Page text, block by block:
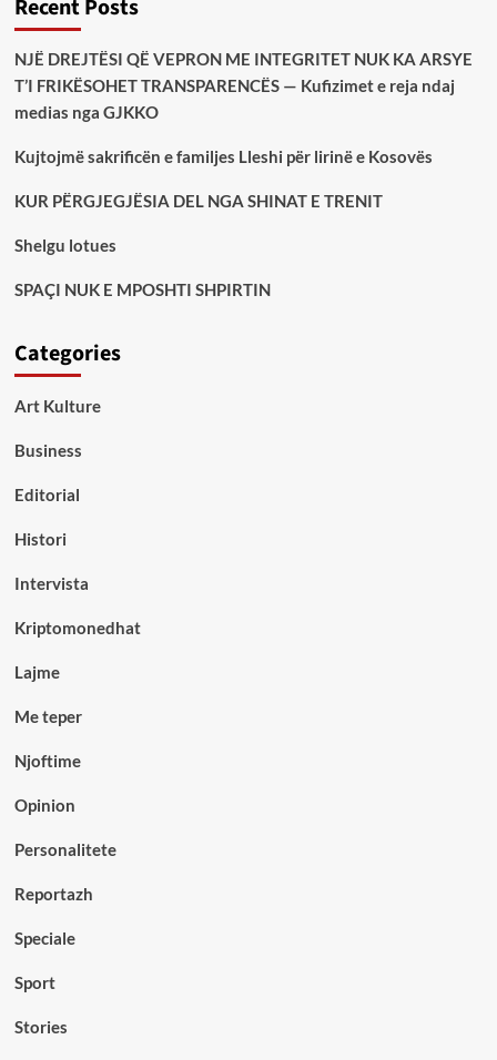
Recent Posts
NJË DREJTËSI QË VEPRON ME INTEGRITET NUK KA ARSYE
T’I FRIKËSOHET TRANSPARENCËS — Kufizimet e reja ndaj
medias nga GJKKO
Kujtojmë sakrificën e familjes Lleshi për lirinë e Kosovës
KUR PËRGJEGJËSIA DEL NGA SHINAT E TRENIT
Shelgu lotues
SPAÇI NUK E MPOSHTI SHPIRTIN
Categories
Art Kulture
Business
Editorial
Histori
Intervista
Kriptomonedhat
Lajme
Me teper
Njoftime
Opinion
Personalitete
Reportazh
Speciale
Sport
Stories